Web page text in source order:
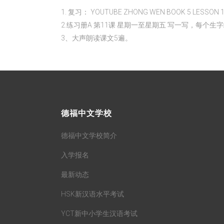
1. 复习： YOUTUBE ZHONG WEN BOOK 5 LESSON
2.练习册A 第11课 星期一至星期五 写一写，每个生字
3、大声朗读课文5遍。
德福中文学校
德福中文学校简介
入学报名
最新动态
HSK新汉语水平考试
YCT新中小学生汉语考试